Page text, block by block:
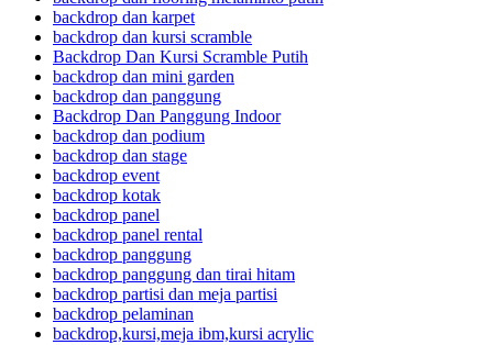
backdrop dan karpet
backdrop dan kursi scramble
Backdrop Dan Kursi Scramble Putih
backdrop dan mini garden
backdrop dan panggung
Backdrop Dan Panggung Indoor
backdrop dan podium
backdrop dan stage
backdrop event
backdrop kotak
backdrop panel
backdrop panel rental
backdrop panggung
backdrop panggung dan tirai hitam
backdrop partisi dan meja partisi
backdrop pelaminan
backdrop,kursi,meja ibm,kursi acrylic